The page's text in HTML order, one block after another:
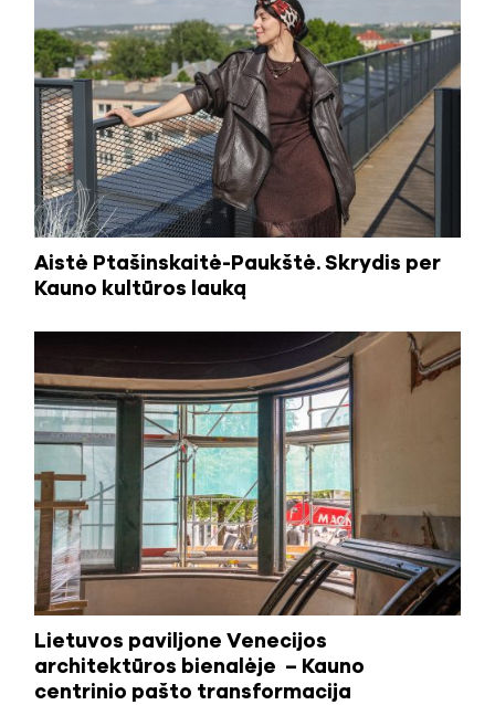
Aistė Ptašinskaitė-Paukštė. Skrydis per
Kauno kultūros lauką
Lietuvos paviljone Venecijos
architektūros bienalėje – Kauno
centrinio pašto transformacija